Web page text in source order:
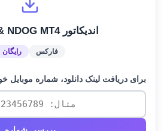
اندیکاتور NWOG & NDOG MT4
فارکس رایگان
برای دریافت لینک دانلود، شماره موبایل